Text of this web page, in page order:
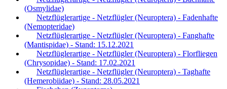
(Osmylidae)
Netzflüglerartige - Netzflügler (Neuroptera) - Fadenhafte
(Nemopteridae)
Netzflüglerartige - Netzflügler (Neuroptera) - Fanghafte
(Mantispidae) - Stand: 15.12.2021
Netzflüglerartige - Netzflügler (Neuroptera) - Florfliegen
(Chrysopidae) - Stand: 17.02.2021
Netzflüglerartige - Netzflügler (Neuroptera) - Taghafte
(Hemerobiidae) - Stand: 28.05.2021